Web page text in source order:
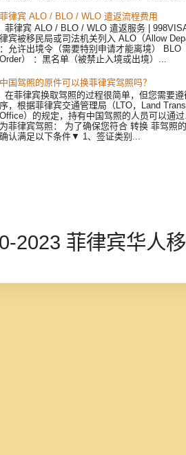
菲律宾 ALO / BLO / WLO 遣返流程费用
菲律宾 ALO / BLO / WLO 遣返服务 |
律宾被移民局或司法机关列入 ALO（Allow
：允许出境令（需要特别申请才能离境） BLO
Order） ：黑名单（被禁止入境或出境）...
中国驾照的原件可以换菲律宾驾照吗？
在菲律宾换取驾照的过程很简单，但您需要
序，根据菲律宾交通管理局（LTO，Land
Office）的规定，持有中国驾照的人员可以通
为菲律宾驾照： 为了确保您符合 转换 菲驾照
确认满足以下条件▼ 1、签证类别...
2023 菲律宾华人